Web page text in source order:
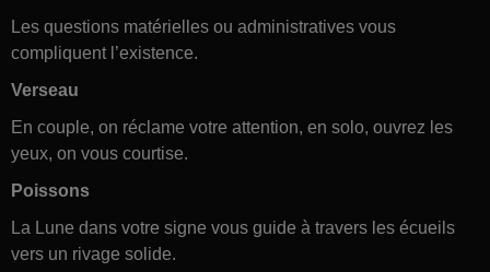
Les questions matérielles ou administratives vous
compliquent l’existence.
Verseau
En couple, on réclame votre attention, en solo, ouvrez les
yeux, on vous courtise.
Poissons
La Lune dans votre signe vous guide à travers les écueils
vers un rivage solide.